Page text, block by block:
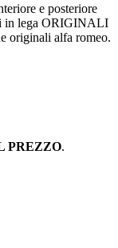
e posteriore
in lega ORIGINALI
originali alfa romeo.
PREZZO.